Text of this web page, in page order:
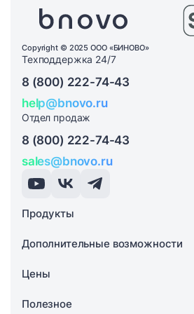
Copyright © 2025 ООО «БИНОВО»
Техподдержка 24/7
8 (800) 222-74-43
help@bnovo.ru
Отдел продаж
8 (800) 222-74-43
sales@bnovo.ru
Продукты
Дополнительные возможности
Цены
Полезное